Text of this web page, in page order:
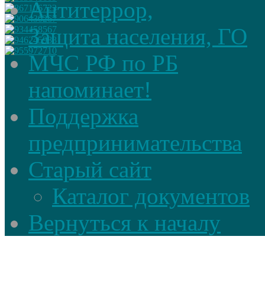
Антитеррор,
Защита населения, ГО
МЧС РФ по РБ
напоминает!
Поддержка
предпринимательства
Старый сайт
Каталог документов
Вернуться к началу